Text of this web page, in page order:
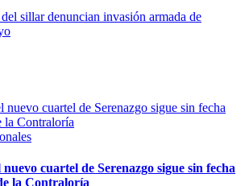
sillar denuncian invasión armada de
cuartel de Serenazgo sigue sin fecha
la Contraloría